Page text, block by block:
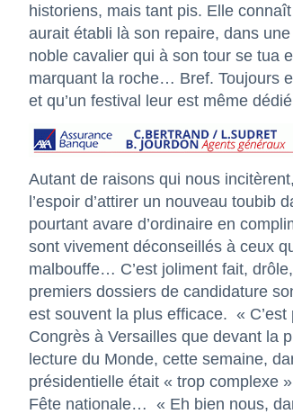
historiens, mais tant pis. Elle
aurait établi là son repaire, dans
noble cavalier qui à son tour se tua
marquant la roche… Bref. Toujours
et qu’un festival leur est même
Autant de raisons qui nous
l’espoir d’attirer un nouveau
pourtant avare d’ordinaire en
sont vivement déconseillés à ceux
malbouffe… C’est joliment fait,
premiers dossiers de candidature
est souvent la plus efficace. «
Congrès à Versailles que devant la
lecture du Monde, cette semaine,
présidentielle était « trop complexe
Fête nationale… « Eh bien nous,